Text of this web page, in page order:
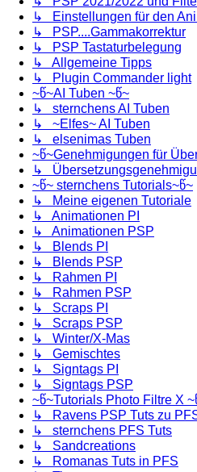
↳ Einstellungen für den
↳ PSP....Gammakorrektur
↳ PSP Tastaturbelegung
↳ Allgemeine Tipps
↳ Plugin Commander light
~წ~AI Tuben ~წ~
↳ sternchens AI Tuben
↳ ~Elfes~ AI Tuben
↳ elsenimas Tuben
~წ~Genehmigungen für
↳
~წ~ sternchens Tutorials~წ~
↳ Meine eigenen Tutoriale
↳ Animationen PI
↳ Animationen PSP
↳ Blends PI
↳ Blends PSP
↳ Rahmen PI
↳ Rahmen PSP
↳ Scraps PI
↳ Scraps PSP
↳ Winter/X-Mas
↳ Gemischtes
↳ Signtags PI
↳ Signtags PSP
~წ~Tutorials Photo Filtre X
↳ Ravens PSP Tuts zu
↳ sternchens PFS Tuts
↳ Sandcreations
↳ Romanas Tuts in PFS